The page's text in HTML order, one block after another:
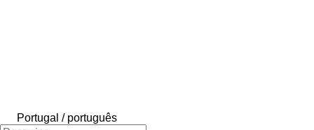
Portugal / português